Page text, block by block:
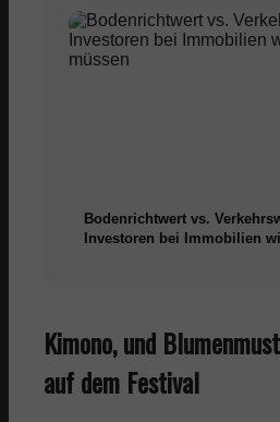
Bodenrichtwert vs.
Investoren bei Immobilien
Kimono, und
auf dem Festival